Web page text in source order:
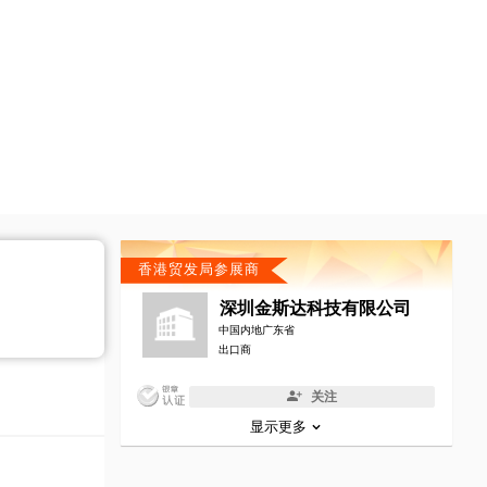
香港贸发局参展商
深圳金斯达科技有限公司
中国内地广东省
出口商
关注
显示更多